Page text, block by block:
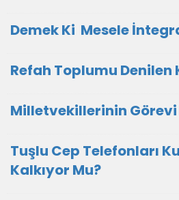
Demek Ki Mesele
Refah Toplumu Denilen
Milletvekillerinin Görevi
Tuşlu Cep Telefonları
Kalkıyor Mu?